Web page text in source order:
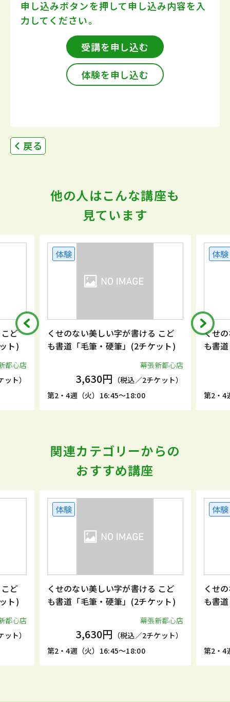
申し込みボタンを押して申し込み内容を入
力してください。
受講を申し込む
体験を申し込む
戻る
他の人はこんな講座も
見ています
ど
ト)
都心店
ト）
体験
くせのない美しい字が書ける こど
も書道「毛筆・硬筆」(2チケット)
幕張新都心店
3,630円 （税込／2チケット）
第2・4週（火）16:45～18:00
体験
くせ
も書
第2・4
関連カテゴリーからの
おすすめ講座
ど
ト)
都心店
ト）
体験
くせのない美しい字が書ける こど
も書道「毛筆・硬筆」(2チケット)
幕張新都心店
3,630円 （税込／2チケット）
第2・4週（火）16:45～18:00
体験
くせ
も書
第2・4